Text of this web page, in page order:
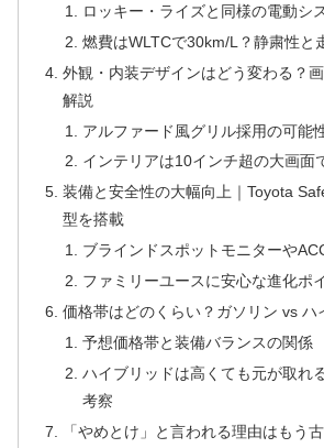
ロッキー・ライズと同様の電動シ
燃費はWLTCで30km/L？静粛性と
外観・内装デザインはどう変わる？
解説
アルファード風グリル採用の可能
インテリアは10インチ超の大画面
装備と安全性の大幅向上｜Toyota
型を搭載
ブラインドスポットモニターや
ファミリーユースに安心な進化ポ
価格帯はどのくらい？ガソリン vs ハ
予想価格帯と装備バランスの関係
ハイブリッドは高くても元が取れ
考察
「やめとけ」と言われる理由はもう